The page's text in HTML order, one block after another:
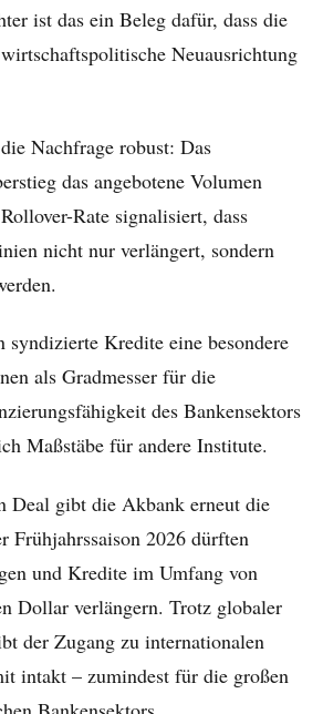
ist das ein Beleg dafür, dass die
Neuausrichtung
Nachfrage robust: Das
das angebotene Volumen
Rate signalisiert, dass
nicht nur verlängert, sondern
syndizierte Kredite eine besondere
als Gradmesser für die
des Bankensektors
Maßstäbe für andere Institute.
Deal gibt die Akbank erneut die
Frühjahrssaison 2026 dürften
und Kredite im Umfang von
Dollar verlängern. Trotz globaler
der Zugang zu internationalen
intakt – zumindest für die großen